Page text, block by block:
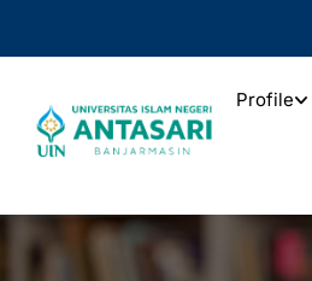
Profile